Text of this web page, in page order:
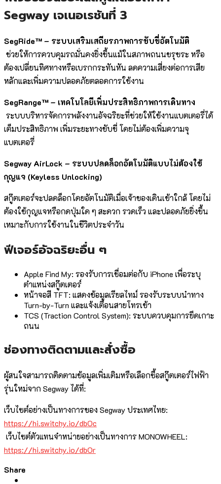
Segway เจเนอเรชันที่ 3
SegRide™ – ระบบเสริมเสถียรภาพการขับขี่อัตโนมัติ
ช่วยให้การควบคุมรถมั่นคงยิ่งขึ้นแม้ในสภาพถนนขรุขระ หรือ
ต้องเปลี่ยนทิศทางหรือเบรกกระทันหัน ลดความเสี่ยงต่อการเสีย
หลักและเพิ่มความปลอดภัยตลอดการใช้งาน
SegRange™ – เทคโนโลยีเพิ่มประสิทธิภาพการเดินทาง
ระบบบริหารจัดการพลังงานอัจฉริยะที่ช่วยให้ใช้งานแบตเตอรี่ได้
เต็มประสิทธิภาพ เพิ่มระยะทางขับขี่ โดยไม่ต้องเพิ่มความจุ
แบตเตอรี่
Segway AirLock – ระบบปลดล็อกอัตโนมัติแบบไม่ต้องใช้
กุญแจ (Keyless Unlocking)
สกู๊ตเตอร์จะปลดล็อกโดยอัตโนมัติเมื่อเจ้าของเดินเข้าใกล้ โดยไม่
ต้องใช้กุญแจหรือกดปุ่มใด ๆ สะดวก รวดเร็ว และปลอดภัยยิ่งขึ้น
เหมาะกับการใช้งานในชีวิตประจำวัน
ฟีเจอร์อัจฉริยะอื่น ๆ
Apple Find My: รองรับการเชื่อมต่อกับ iPhone เพื่อระบุ
ตำแหน่งสกู๊ตเตอร์
หน้าจอสี TFT: แสดงข้อมูลเรียลไทม์ รองรับระบบนำทาง
Turn-by-Turn และแจ้งเตือนสายโทรเข้า
TCS (Traction Control System): ระบบควบคุมการยึดเกาะ
ถนน
ช่องทางติดตามและสั่งซื้อ
ผู้สนใจสามารถติดตามข้อมูลเพิ่มเติมหรือเลือกซื้อสกู๊ตเตอร์ไฟฟ้า
รุ่นใหม่จาก Segway ได้ที่:
เว็บไซต์อย่างเป็นทางการของ Segway ประเทศไทย:
https://hi.switchy.io/dbOc
เว็บไซต์ตัวแทนจำหน่ายอย่างเป็นทางการ MONOWHEEL:
https://hi.switchy.io/dbOr
Share